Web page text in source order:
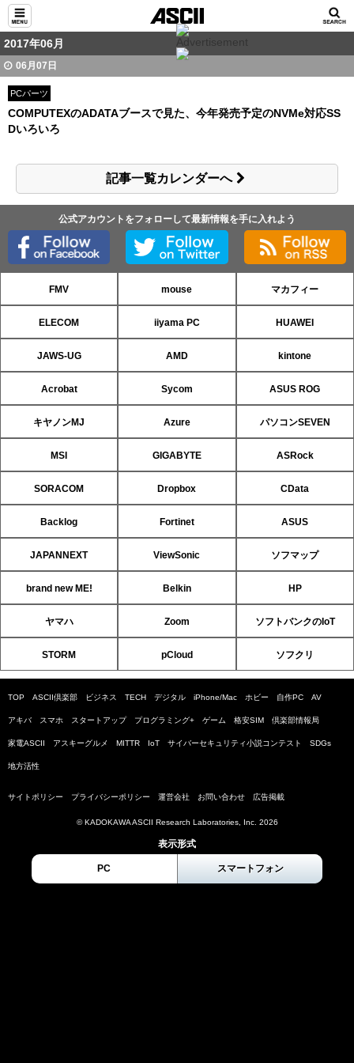
2017年06月
06月07日
PCパーツ
COMPUTEXのADATAブースで見た、今年発売予定のNVMe対応SS
Dいろいろ
記事一覧カレンダーへ
公式アカウントをフォローして最新情報を手に入れよう
FMV mouse マカフィー
ELECOM iiyama PC HUAWEI
JAWS-UG AMD kintone
Acrobat Sycom ASUS ROG
キヤノンMJ Azure パソコンSEVEN
MSI GIGABYTE ASRock
SORACOM Dropbox CData
Backlog Fortinet ASUS
JAPANNEXT ViewSonic ソフマップ
brand new ME! Belkin HP
ヤマハ Zoom ソフトバンクのIoT
STORM pCloud ソフクリ
TOP ASCII倶楽部 ビジネス TECH デジタル iPhone/Mac ホビー 自作PC AV
アキバ スマホ スタートアップ プログラミング+ ゲーム 格安SIM 倶楽部情報局
家電ASCII アスキーグルメ MITTR IoT サイバーセキュリティ小説コンテスト SDGs
地方活性
サイトポリシー プライバシーポリシー 運営会社 お問い合わせ 広告掲載
© KADOKAWA ASCII Research Laboratories, Inc. 2026
表示形式
PC スマートフォン